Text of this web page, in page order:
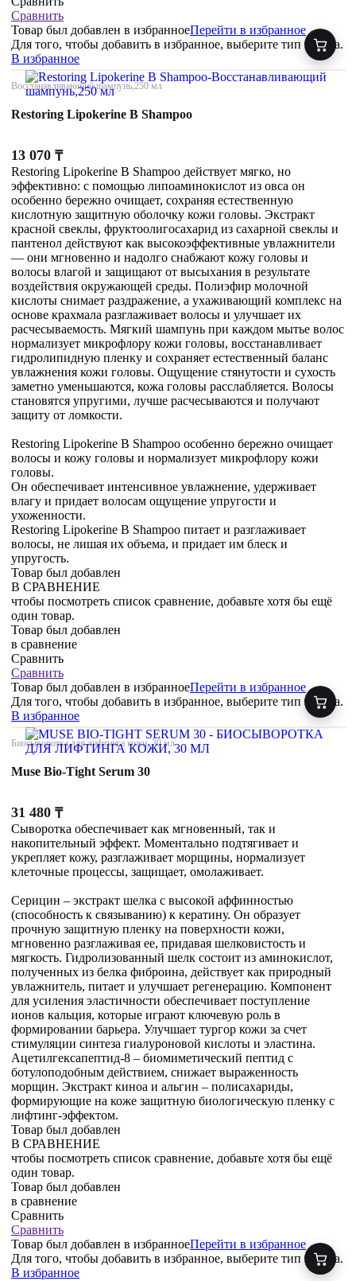
Сравнить
Товар был добавлен в избранноеПерейти в избранное
Для того, чтобы добавить в избранное, выберите тип товара.
В избранное
Восстанавливающий шампунь,250 мл
Restoring Lipokerine B Shampoo
13 070 ₸
Restoring Lipokerine B Shampoo действует мягко, но
эффективно: с помощью липоаминокислот из овса он
особенно бережно очищает, сохраняя естественную
кислотную защитную оболочку кожи головы. Экстракт
красной свеклы, фруктоолигосахарид из сахарной свеклы и
пантенол действуют как высокоэффективные увлажнители
— они мгновенно и надолго снабжают кожу головы и
волосы влагой и защищают от высыхания в результате
воздействия окружающей среды. Полиэфир молочной
кислоты снимает раздражение, а ухаживающий комплекс на
основе крахмала разглаживает волосы и улучшает их
расчесываемость. Мягкий шампунь при каждом мытье волос
нормализует микрофлору кожи головы, восстанавливает
гидролипидную пленку и сохраняет естественный баланс
увлажнения кожи головы. Ощущение стянутости и сухость
заметно уменьшаются, кожа головы расслабляется. Волосы
становятся упругими, лучше расчесываются и получают
защиту от ломкости.
Restoring Lipokerine B Shampoo особенно бережно очищает
волосы и кожу головы и нормализует микрофлору кожи
головы.
Он обеспечивает интенсивное увлажнение, удерживает
влагу и придает волосам ощущение упругости и
ухоженности.
Restoring Lipokerine B Shampoo питает и разглаживает
волосы, не лишая их объема, и придает им блеск и
упругость.
Товар был добавлен
В СРАВНЕНИЕ
чтобы посмотреть список сравнение, добавьте хотя бы ещё
один товар.
Товар был добавлен
в сравнение
Сравнить
Сравнить
Товар был добавлен в избранноеПерейти в избранное
Для того, чтобы добавить в избранное, выберите тип товара.
В избранное
Биосыворотка для лифтинга кожи, 30 мл
Muse Bio-Tight Serum 30
31 480 ₸
Сыворотка обеспечивает как мгновенный, так и
накопительный эффект. Моментально подтягивает и
укрепляет кожу, разглаживает морщины, нормализует
клеточные процессы, защищает, омолаживает.
Серицин – экстракт шелка с высокой аффинностью
(способность к связыванию) к кератину. Он образует
прочную защитную пленку на поверхности кожи,
мгновенно разглаживая ее, придавая шелковистость и
мягкость. Гидролизованный шелк состоит из аминокислот,
полученных из белка фиброина, действует как природный
увлажнитель, питает и улучшает регенерацию. Компонент
для усиления эластичности обеспечивает поступление
ионов кальция, которые играют ключевую роль в
формировании барьера. Улучшает тургор кожи за счет
стимуляции синтеза гиалуроновой кислоты и эластина.
Ацетилгексапептид-8 – биомиметический пептид с
ботулоподобным действием, снижает выраженность
морщин. Экстракт киноа и альгин – полисахариды,
формирующие на коже защитную биологическую пленку с
лифтинг-эффектом.
Товар был добавлен
В СРАВНЕНИЕ
чтобы посмотреть список сравнение, добавьте хотя бы ещё
один товар.
Товар был добавлен
в сравнение
Сравнить
Сравнить
Товар был добавлен в избранноеПерейти в избранное
Для того, чтобы добавить в избранное, выберите тип товара.
В избранное